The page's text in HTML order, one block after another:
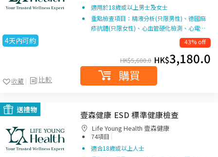
4天內可約
比較
收藏
適用於18歲或以上男士及女士
重點檢查項目：精液分析(只限男性)、德國麻
疹抗體(只限女性)、心血管硬化檢測、心電…
43% off
HK$5,600.0 HK$3,180.0
購買
送禮物 壹森健康 ESD 標準健康檢查
Life Young Health 壹森健康
74項目 |
適合18歲或以上人士